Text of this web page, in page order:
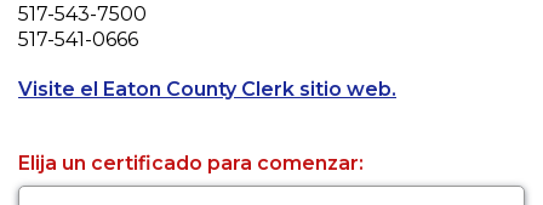
Phone
517-543-7500
Fax
517-541-0666
Visite el Eaton County Clerk sitio web.
Elija un certificado para comenzar: